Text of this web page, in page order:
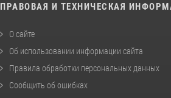
ПРАВОВАЯ И ТЕХНИЧЕСКАЯ
О сайте
Об использовании информации сайта
Правила обработки персональных данных
Сообщить об ошибках